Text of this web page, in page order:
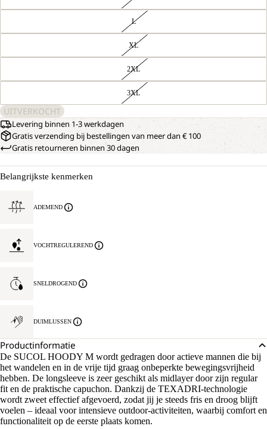
L
XL
2XL
3XL
UITVERKOCHT
Levering binnen 1-3 werkdagen
Gratis verzending bij bestellingen van meer dan € 100
Gratis retourneren binnen 30 dagen
Belangrijkste kenmerken
ADEMEND
VOCHTREGULEREND
SNELDROGEND
DUIMLUSSEN
Productinformatie
De SUCOL HOODY M wordt gedragen door actieve mannen die bij
het wandelen en in de vrije tijd graag onbeperkte bewegingsvrijheid
hebben. De longsleeve is zeer geschikt als midlayer door zijn regular
fit en de praktische capuchon. Dankzij de TEXADRI-technologie
wordt zweet effectief afgevoerd, zodat jij je steeds fris en droog blijft
voelen – ideaal voor intensieve outdoor-activiteiten, waarbij comfort en
functionaliteit op de eerste plaats komen.